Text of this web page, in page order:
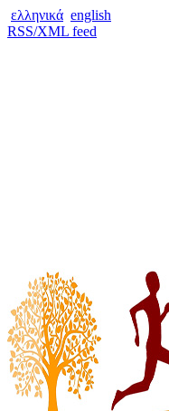
ελληνικά english
RSS/XML feed